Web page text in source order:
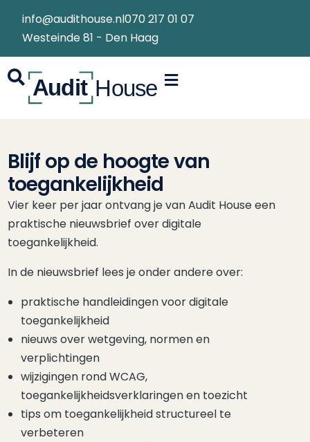
info@audithouse.nl070 217 01 07
Westeinde 81 - Den Haag
Blijf op de hoogte van
toegankelijkheid
Vier keer per jaar ontvang je van Audit House een
praktische nieuwsbrief over digitale
toegankelijkheid.
In de nieuwsbrief lees je onder andere over:
praktische handleidingen voor digitale
toegankelijkheid
nieuws over wetgeving, normen en
verplichtingen
wijzigingen rond WCAG,
toegankelijkheidsverklaringen en toezicht
tips om toegankelijkheid structureel te
verbeteren